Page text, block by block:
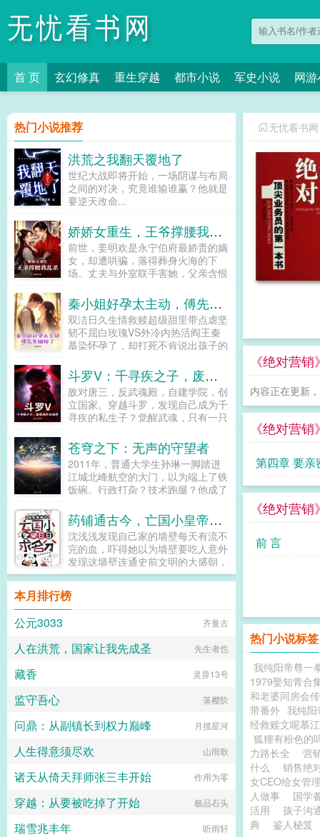
无忧看书网
首 页 玄幻修真 重生穿越 都市小说 军史小说 网
无忧看书网
《绝对营
内容正在更新
《绝对营
第四章 要亲
讨人嫌日本
《绝对营
前 言
热门小说标签
我纯阳帝尊一
1979娶知青合
和老婆同房会
带番外 我纯
经救赎文呢慕
狐狸有粉色的
力路长全
营
什么
销售绝
女CEO给女管
人做事
国学
活用
孩子沟
典
鉴人秘笈
热门小说推荐
洪荒之我翻天覆地了
世纪大战即将开始，一场阴谋与布局
之间的对决，究竟谁输谁赢？他就是
要逆天改命...
娇娇女重生，王爷撑腰我乱杀
前世，姜明欢是永宁伯府最娇贵的嫡
女，却遭哄骗，落得葬身火海的下
场。丈夫与外室联手害她，父亲含恨
们青云路上的垫脚石。重生归来，她
冷眼睨尽仇人丑态虚伪丈夫求复合？
一把火烧了他的前程！恶毒绿茶装可
怜？当众撕开她的假面目！心机婶婶
耍手段？反手推她进自己的坑！这一
路上，她挖出了那些尘封往事，更牵
扯出皇室不为人知的惊天秘密。可偏
偏，那个传闻中散漫不羁的九王爷，
却缠上了她。她倦怠垂眸裴砚舟，我
将她揽入怀中，低笑无妨，我本就是
个闲散王爷，正好陪夫人闲散一
生。...
秦小姐好孕太主动，傅先生输惨了
双洁日久生情救赎超级甜里带点虐坚
韧不屈白玫瑰VS外冷内热活阎王秦
慕染怀孕了，却打死不肯说出孩子的
磨，被压着去医院打胎。终于，被打
的浑身青紫的她见到了那张冰冷的
脸。傅平洲见到她的第一面，却言语
冰冷。这孩子，你是自己打，还是我
给你打？秦慕染知道这个男人是自己
追在他身边。傅平洲这个高枝，她攀
定了。为了继续查清楚家人遇害的真
相，为了将秦家的老宅子拿回来，她
在傅家四处周旋，可绑架与暗杀接踵
碍。后来，她九死一生产下孩子，傅
家也替她拿回了老宅子，可她处心积
虑接近傅家的目的被揭穿，猝不及防
的转变令傅平洲怒不可遏。秦慕染，
你不择手段靠近我，又突然抛弃我，
你玩狗呢？我爱上你了，我不允许你
离开。他将人发了疯一般囚在别墅，
可奈何秦慕染去意已决。他不得不跪
好不好？只要我们在一起，生死都可
以。再后来，秦慕染走了，傅平洲疯
了。他不许任何人提起秦慕染的名
去。他守着那个她拿命换来的孩子，
斗罗V：千寻疾之子，废武魂杀穿魂界！
敌对唐三，反武魂殿，自建学院，创
立国家。穿越斗罗，发现自己成为千
寻疾的私生子？觉醒武魂，只有一只
惨遭抛弃，武魂殿派人暗中袭击，还
要将我全村灭门？家传武器，养父送
我一把银制长枪，这把长枪竟然是？
系统加持，没有！随身秘籍，也没
有！戒指里的老爷爷，更没有！看我
陆上杀出重围，铸就属于自己的传
奇！...
苍穹之下：无声的守望者
2011年，普通大学生孙琳一脚踏进
江城北峰航空的大门，以为端上了铁
饭碗。行政打杂？技术跑腿？他成了
不是谍战片，这是中国军工最真实的
无声战场！行政流程外协合同网络端
口处处是暗藏的杀机。从青涩菜鸟到
国安关键眼线，孙琳在平凡的岗位
上，用最硬的脊梁，守护着最尖端的
锋芒。十四年风云激荡。看守望者如
何在苍穹之下，以忠诚为甲，智慧为
刃，在没有硝烟的战争中，铸就捍卫
长空的钢铁长城！大国崛起背后，是
药铺通古今，亡国小皇帝日日求名分
沈浅浅发现自己家的墙壁每天有流不
完的血，吓得她以为墙壁要吃人意外
发现这墙壁连通史前文明的大盛朝，
因此，她认识一位少年皇帝皇帝所在
雍城六国诸侯围困，天降大雨，又接
干旱，时疫横行百姓十不存一，易子
而食小皇帝走投无路，跪求祖宗降下
仙药，食物和水拯救万民沈浅浅大手
血为敬！沈浅浅混账，你祖宗不吸
本月排行榜
公元3033
齐曼古
人在洪荒，国家让我先成圣 先生者也
藏香 灵异13号
监守吾心 落樱阶
问鼎：从副镇长到权力巅峰 月揽星河
人生得意须尽欢 山雨歌
诸天从倚天拜师张三丰开始 作用为零
穿越：从要被吃掉了开始 极品石头
瑞雪兆丰年 听雨轩